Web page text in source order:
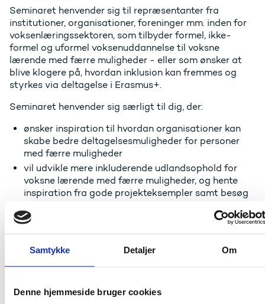
Samtykke Detaljer Om
Denne hjemmeside bruger cookies
Seminaret henvender sig til repræsentanter fra
institutioner, organisationer, foreninger mm. inden for
voksenlæringssektoren, som tilbyder formel, ikke-
formel og uformel voksenuddannelse til voksne
lærende med færre muligheder - eller som ønsker at
blive klogere på, hvordan inklusion kan fremmes og
styrkes via deltagelse i Erasmus+.
Seminaret henvender sig særligt til dig, der:
ønsker inspiration til hvordan organisationer kan
skabe bedre deltagelsesmuligheder for personer
med færre muligheder
vil udvikle mere inkluderende udlandsophold for
voksne lærende med færre muligheder, og hente
inspiration fra gode projekteksempler samt besøg
voksenuddannelsesorganisationer
ønsker at udvide dit netværk og etablere nye
partnerskaber med fokus på inklusion af deltagere
med færre muligheder.
programmet er velkomne.